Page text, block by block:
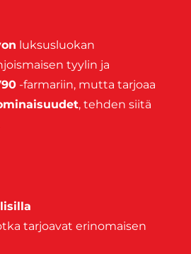
luksusluokan
tyylin ja
-farmariin, mutta tarjoaa
, tehden siitä
tarjoavat erinomaisen